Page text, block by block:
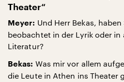
Theater“
Meyer: Und Herr Bekas,
beobachtet in der Lyrik oder in
Literatur?
Bekas: Was mir vor allem
die Leute in Athen ins Theater